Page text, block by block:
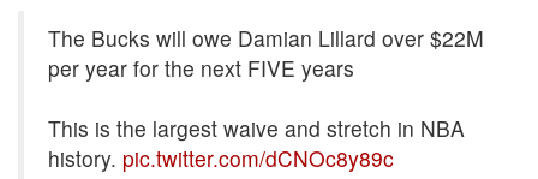
The Bucks will owe Damian Lillard over $22M
per year for the next FIVE years
This is the largest waive and stretch in NBA
history. pic.twitter.com/dCNOc8y89c